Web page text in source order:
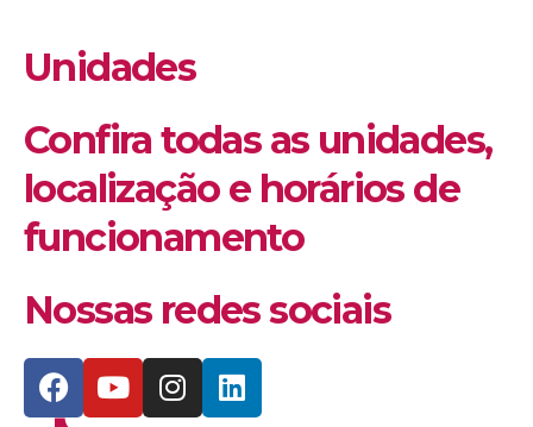
Unidades
Confira todas as unidades,
localização e horários de
funcionamento
Nossas redes sociais